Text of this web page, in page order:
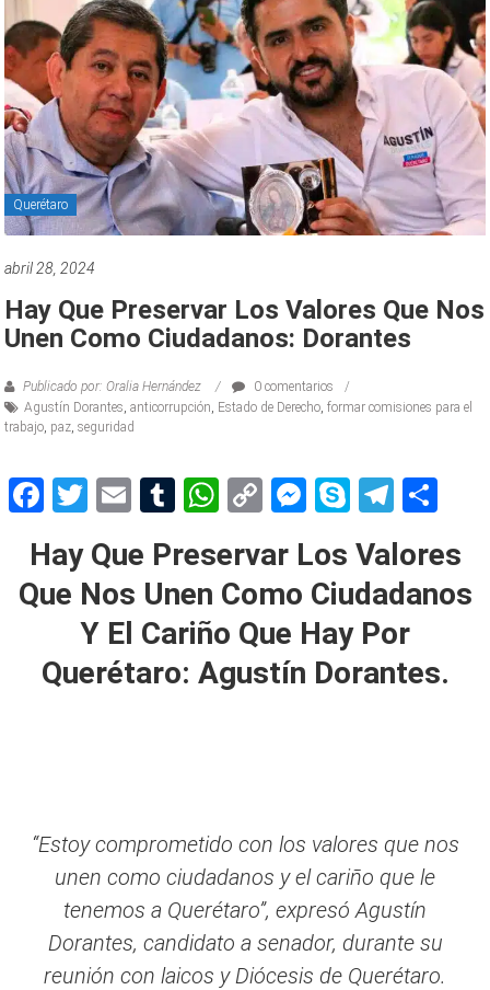
Querétaro
abril 28, 2024
Hay Que Preservar Los Valores Que Nos
Unen Como Ciudadanos: Dorantes
Publicado por: Oralia Hernández
0 comentarios
Agustín Dorantes ,anticorrupción Estado de Derecho ,formar comisiones para el
trabajo paz ,seguridad
Facebook
Twitter
EmailTumblr
WhatsApp
CopyMessenger
Skype
Hay Que Preservar Los Valores
Que Nos Unen Como Ciudadanos
Y El Cariño Que Hay Por
Querétaro: Agustín Dorantes.
“Estoy comprometido con los valores que nos
unen como ciudadanos y el cariño que le
tenemos a Querétaro”, expresó Agustín
Dorantes, candidato a senador, durante su
reunión con laicos y Diócesis de Querétaro.